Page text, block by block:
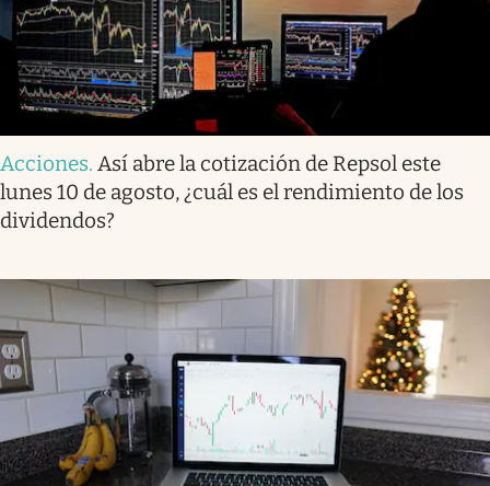
Acciones. Así abre la cotización de Repsol este
lunes 10 de agosto, ¿cuál es el rendimiento de los
dividendos?